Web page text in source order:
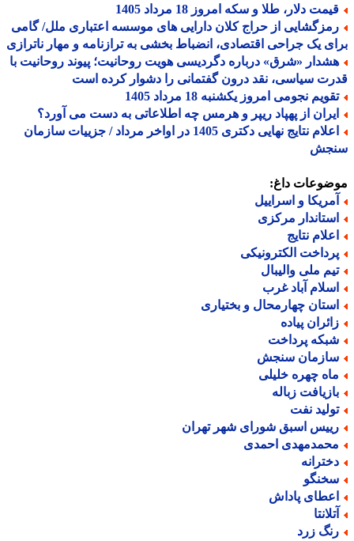
دلار، طلا و سکه امروز 18 مرداد 1405
از حراج کلان دارایی های موسسه اعتباری ملل/ گامی
یک جراحی اقتصادی، انضباط بخشی به ترازنامه و مهار ناترازی
«شرق» درباره دگردیسی هویت روحانیت؛ پیوند روحانیت با
سیاسی، نقد درون گفتمانی را دشوار کرده است
نجومی امروز یکشنبه 18 مرداد 1405
از پهپاد ریپر و هرمس چه اطلاعاتی به دست می آورد؟
اعلام نتایج نهایی دکتری 1405 در اواخر مرداد / جزییات سازمان
داغ:
و اسراییل
مرکزی
نتایج
الکترونیکی
ملی والیبال
آباد غرب
چهارمحال و بختیاری
پیاده
پرداخت
سنجش
چهره خلیلی
زباله
نفت
اسبق شورای شهر تهران
احمدی
پاداش
زرد